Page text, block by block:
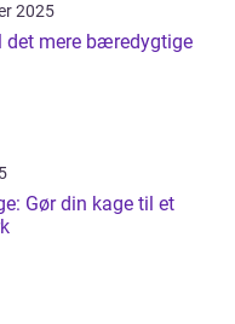
2025
det mere bæredygtige
Gør din kage til et